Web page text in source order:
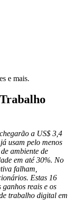
e mais.
a US$ 3,4
usam pelo menos
ambiente de
em até 30%. No
falham,
Estas 16
reais e os
trabalho digital em